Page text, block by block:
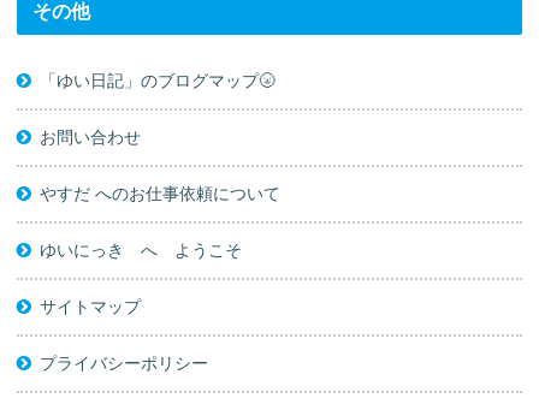
その他
「ゆい日記」のブログマップ🌝
お問い合わせ
やすだ へのお仕事依頼について
ゆいにっき へ ようこそ
サイトマップ
プライバシーポリシー